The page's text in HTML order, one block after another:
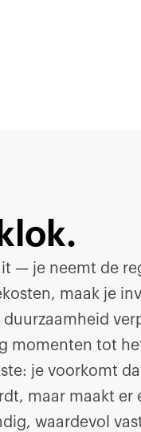
— je neemt de
maak je
duurzaamheid
momenten tot
je voorkomt
maar maakt er
waardevol